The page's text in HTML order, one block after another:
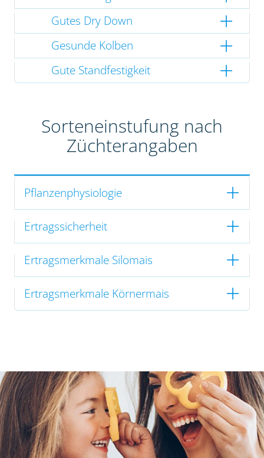
Gutes Dry Down
Gesunde Kolben
Gute Standfestigkeit
Sorteneinstufung nach
Züchterangaben
Pflanzenphysiologie
Ertragssicherheit
Ertragsmerkmale Silomais
Ertragsmerkmale Körnermais